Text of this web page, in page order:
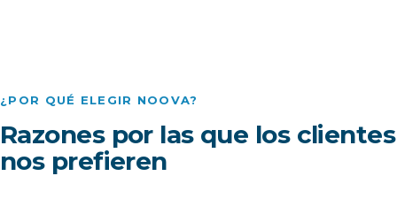
¿POR QUÉ ELEGIR NOOVA?
Razones por las que los clientes
nos prefieren